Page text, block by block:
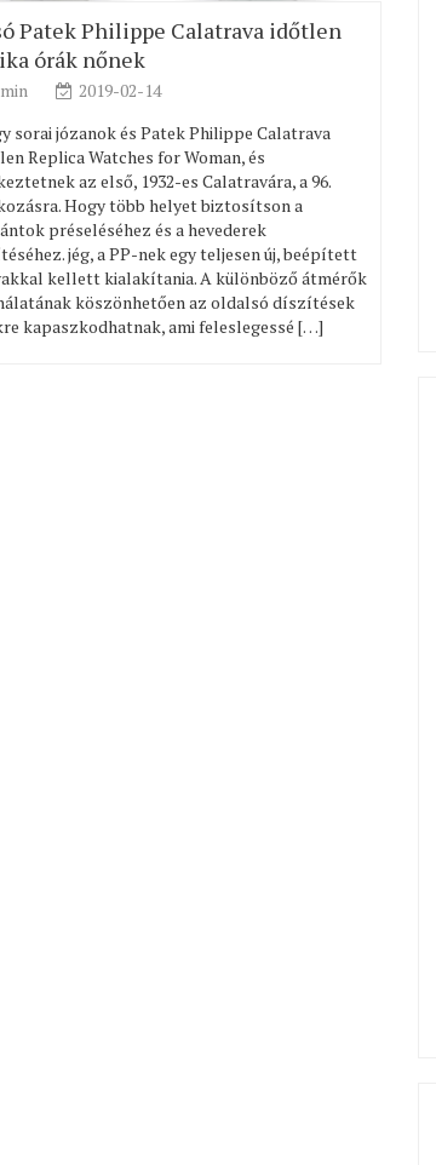
Patek Philippe Calatrava időtlen
órák nőnek
2019-02-14
sorai józanok és Patek Philippe Calatrava
Replica Watches for Woman, és
az első, 1932-es Calatravára, a 96.
Hogy több helyet biztosítson a
préseléséhez és a hevederek
jég, a PP-nek egy teljesen új, beépített
kellett kialakítania. A különböző átmérők
köszönhetően az oldalsó díszítések
kapaszkodhatnak, ami feleslegessé […]